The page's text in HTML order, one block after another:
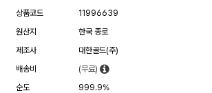
상품코드
11996639
원산지
한국 종로
제조사
대한골드(주)
배송비
(무료)
순도
999.9%